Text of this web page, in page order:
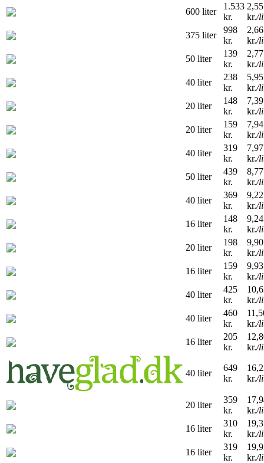
600 liter
1.533
kr.
2,55
kr./
375 liter
998
kr.
2,66
kr./
50 liter
139
kr.
2,77
kr./
40 liter
238
kr.
5,95
kr./
20 liter
148
kr.
7,39
kr./
20 liter
159
kr.
7,94
kr./
40 liter
319
kr.
7,97
kr./
50 liter
439
kr.
8,77
kr./
40 liter
369
kr.
9,22
kr./
16 liter
148
kr.
9,24
kr./
20 liter
198
kr.
9,90
kr./
16 liter
159
kr.
9,93
kr./
40 liter
425
kr.
kr./
40 liter
460
kr.
kr./
16 liter
205
kr.
kr./
40 liter
649
kr.
kr./
20 liter
359
kr.
kr./
16 liter
310
kr.
kr./
16 liter
319
kr.
kr./